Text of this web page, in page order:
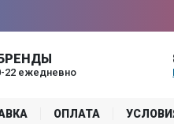
22 ежедневно
ОПЛАТА